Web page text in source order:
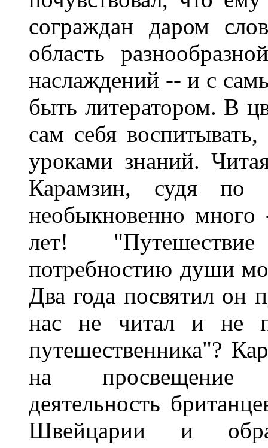
сограждан даром
область
наслаждений -- и с
быть литератором. В
сам себя
уроками знаний.
Карамзин, судя по
необыкновенно
лет!
потребностию души
Два года посвятил он
нас не читал и не
путешественника"?
на просвещение
деятельность
Швейцарии и